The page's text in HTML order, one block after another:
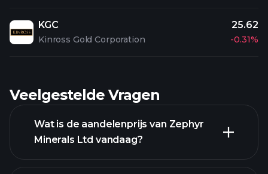
KGC
Kinross Gold Corporation
25.62
-0.31%
Veelgestelde Vragen
Wat is de aandelenprijs van Zephyr
Minerals Ltd vandaag?